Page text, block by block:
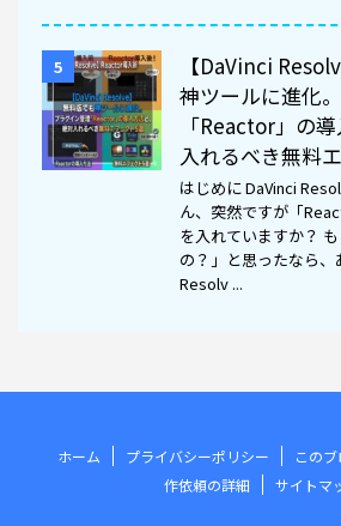
5
【DaVinci
神ツールに進化
「Reactor」の
入れるべき無料
はじめに DaVinci
ん、突然ですが「
を入れていますか？
の？」と思ったなら、
Resolv ...
ホーム プライバシーポリシー この
作依頼の詳細
サイトマ